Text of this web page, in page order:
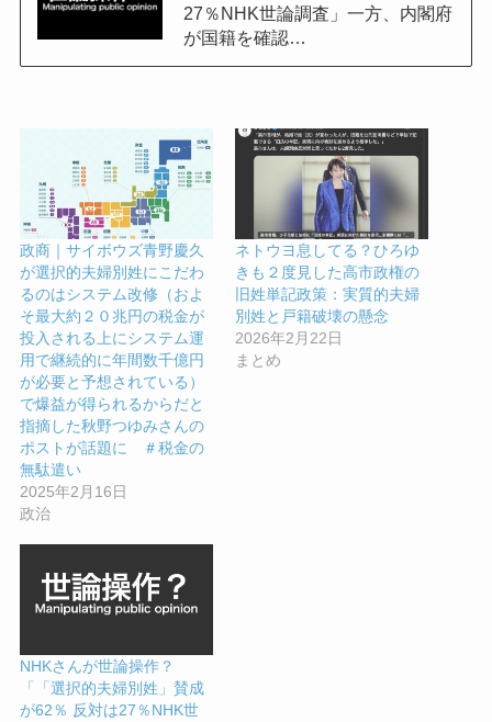
27％NHK世論調査」一方、内閣府
が国籍を確認…
政商｜サイボウズ青野慶久
が選択的夫婦別姓にこだわ
るのはシステム改修（およ
そ最大約２０兆円の税金が
投入される上にシステム運
用で継続的に年間数千億円
が必要と予想されている）
で爆益が得られるからだと
指摘した秋野つゆみさんの
ポストが話題に ＃税金の
無駄遣い
2025年2月16日
政治
ネトウヨ息してる？ひろゆ
きも２度見した高市政権の
旧姓単記政策：実質的夫婦
別姓と戸籍破壊の懸念
2026年2月22日
まとめ
NHKさんが世論操作？
「「選択的夫婦別姓」賛成
が62％ 反対は27％NHK世